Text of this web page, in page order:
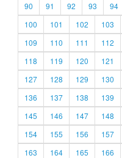
90
91 92 93 94
100
101 102 103
109
110 111 112
118
119 120 121
127
128 129 130
136
137 138 139
145
146 147 148
154
155 156 157
163
164 165 166